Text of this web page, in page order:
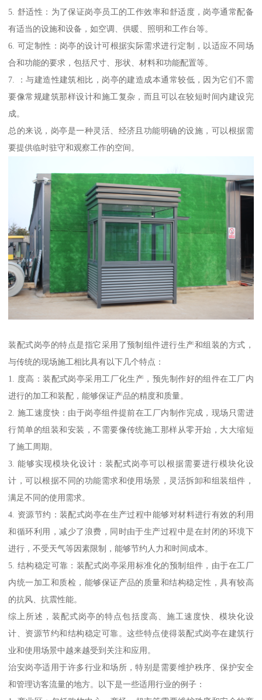
5. 舒适性：为了保证岗亭员工的工作效率和舒适度，岗亭通常配备
有适当的设施和设备，如空调、供暖、照明和工作台等。
6. 可定制性：岗亭的设计可根据实际需求进行定制，以适应不同场
合和功能的要求，包括尺寸、形状、材料和功能配置等。
7. ：与建造性建筑相比，岗亭的建造成本通常较低，因为它们不需
要像常规建筑那样设计和施工复杂，而且可以在较短时间内建设完
成。
总的来说，岗亭是一种灵活、经济且功能明确的设施，可以根据需
要提供临时驻守和观察工作的空间。
装配式岗亭的特点是指它采用了预制组件进行生产和组装的方式，
与传统的现场施工相比具有以下几个特点：
1. 度高：装配式岗亭采用工厂化生产，预先制作好的组件在工厂内
进行的加工和装配，能够保证产品的精度和质量。
2. 施工速度快：由于岗亭组件提前在工厂内制作完成，现场只需进
行简单的组装和安装，不需要像传统施工那样从零开始，大大缩短
了施工周期。
3. 能够实现模块化设计：装配式岗亭可以根据需要进行模块化设
计，可以根据不同的功能需求和使用场景，灵活拆卸和组装组件，
满足不同的使用需求。
4. 资源节约：装配式岗亭在生产过程中能够对材料进行有效的利用
和循环利用，减少了浪费，同时由于生产过程中是在封闭的环境下
进行，不受天气等因素限制，能够节约人力和时间成本。
5. 结构稳定可靠：装配式岗亭采用标准化的预制组件，由于在工厂
内统一加工和质检，能够保证产品的质量和结构稳定性，具有较高
的抗风、抗震性能。
综上所述，装配式岗亭的特点包括度高、施工速度快、模块化设
计、资源节约和结构稳定可靠。这些特点使得装配式岗亭在建筑行
业和使用场景中越来越受到关注和应用。
治安岗亭适用于许多行业和场所，特别是需要维护秩序、保护安全
和管理访客流量的地方。以下是一些适用行业的例子：